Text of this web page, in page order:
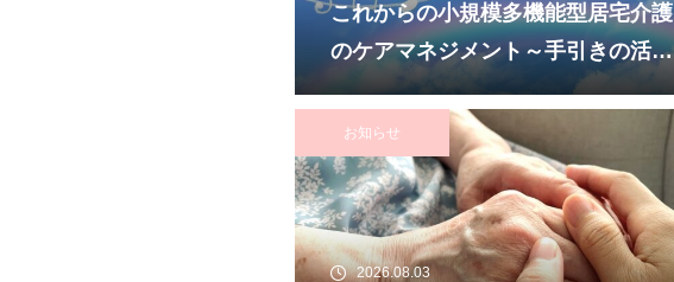
これからの小規模多機能型居宅介護
のケアマネジメント～手引きの活用
と実践から学ぶ、利用者・家族・地
域を支える力～ 受講者の募集につ
いて
お知らせ
2026.08.03